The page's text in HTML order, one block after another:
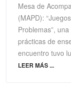
Mesa de
(MAPD):
Problemas”,
prácticas de
encuentro tuvo
LEER MÁS ...